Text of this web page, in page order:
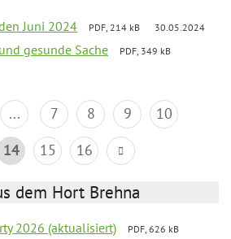
Juni 2024 PDF, 214 kB 30.05.2024
gesunde Sache
PDF, 349 kB
... 7 8 9
10
14 15 16
dem Hort Brehna
2026 (aktualisiert)
PDF, 626 kB